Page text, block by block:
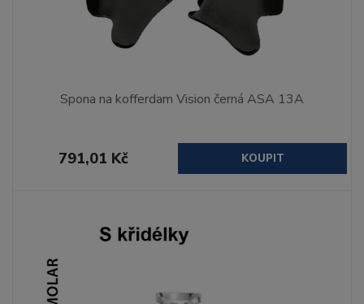
Spona na kofferdam Vision černá ASA 13A
791,01 Kč KOUPIT